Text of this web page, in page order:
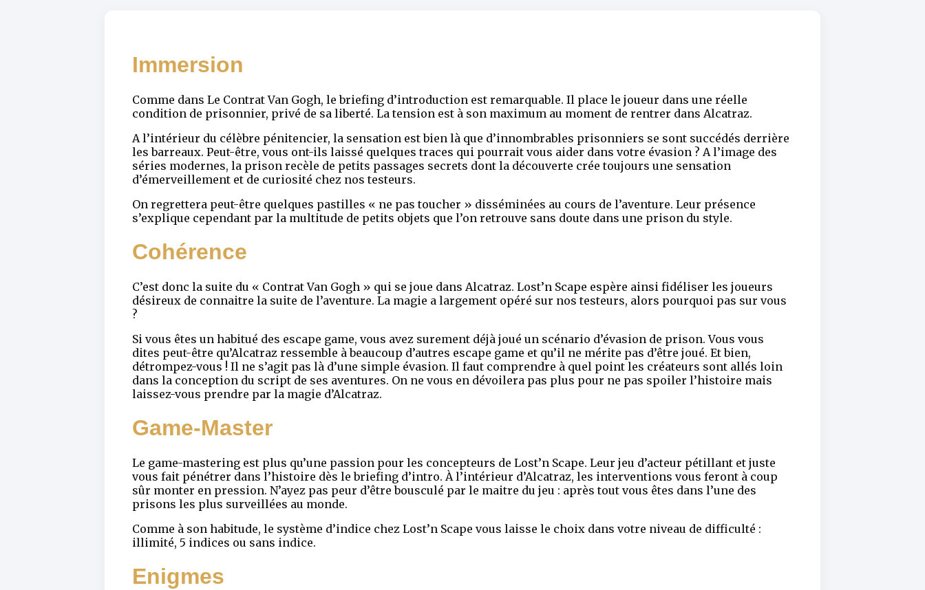
Immersion
Comme dans Le Contrat Van Gogh, le briefing d’introduction est remarquable. Il place le joueur dans une réelle
condition de prisonnier, privé de sa liberté. La tension est à son maximum au moment de rentrer dans Alcatraz.
A l’intérieur du célèbre pénitencier, la sensation est bien là que d’innombrables prisonniers se sont succédés derrière
les barreaux. Peut-être, vous ont-ils laissé quelques traces qui pourrait vous aider dans votre évasion ? A l’image des
séries modernes, la prison recèle de petits passages secrets dont la découverte crée toujours une sensation
d’émerveillement et de curiosité chez nos testeurs.
On regrettera peut-être quelques pastilles « ne pas toucher » disséminées au cours de l’aventure. Leur présence
s’explique cependant par la multitude de petits objets que l’on retrouve sans doute dans une prison du style.
Cohérence
C’est donc la suite du « Contrat Van Gogh » qui se joue dans Alcatraz. Lost’n Scape espère ainsi fidéliser les joueurs
désireux de connaitre la suite de l’aventure. La magie a largement opéré sur nos testeurs, alors pourquoi pas sur vous
?
Si vous êtes un habitué des escape game, vous avez surement déjà joué un scénario d’évasion de prison. Vous vous
dites peut-être qu’Alcatraz ressemble à beaucoup d’autres escape game et qu’il ne mérite pas d’être joué. Et bien,
détrompez-vous ! Il ne s’agit pas là d’une simple évasion. Il faut comprendre à quel point les créateurs sont allés loin
dans la conception du script de ses aventures. On ne vous en dévoilera pas plus pour ne pas spoiler l’histoire mais
laissez-vous prendre par la magie d’Alcatraz.
Game-Master
Le game-mastering est plus qu’une passion pour les concepteurs de Lost’n Scape. Leur jeu d’acteur pétillant et juste
vous fait pénétrer dans l’histoire dès le briefing d’intro. À l’intérieur d’Alcatraz, les interventions vous feront à coup
sûr monter en pression. N’ayez pas peur d’être bousculé par le maitre du jeu : après tout vous êtes dans l’une des
prisons les plus surveillées au monde.
Comme à son habitude, le système d’indice chez Lost’n Scape vous laisse le choix dans votre niveau de difficulté :
illimité, 5 indices ou sans indice.
Enigmes